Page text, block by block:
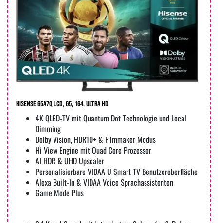
Hisense 65A7Q LCD, 65, 164, Ultra HD
4K QLED-TV mit Quantum Dot Technologie und Local
Dimming
Dolby Vision, HDR10+ & Filmmaker Modus
Hi View Engine mit Quad Core Prozessor
AI HDR & UHD Upscaler
Personalisierbare VIDAA U Smart TV Benutzeroberfläche
Alexa Built-In & VIDAA Voice Sprachassistenten
Game Mode Plus